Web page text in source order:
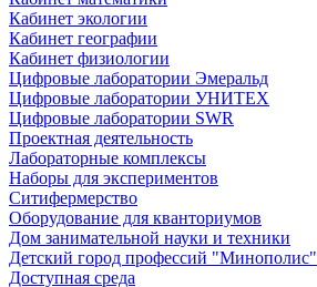
Кабинет экологии
Кабинет географии
Кабинет физиологии
Цифровые лаборатории Эмеральд
Цифровые лаборатории УНИТЕХ
Цифровые лаборатории SWR
Проектная деятельность
Лабораторные комплексы
Наборы для экспериментов
Ситифермерство
Оборудование для кванториумов
Дом занимательной науки и техники
Детский город профессий "Минополис"
Доступная среда